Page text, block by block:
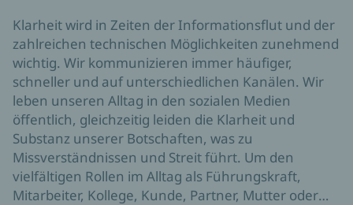
Klarheit wird in Zeiten der Informationsflut und der
zahlreichen technischen Möglichkeiten zunehmend
wichtig. Wir kommunizieren immer häufiger,
schneller und auf unterschiedlichen Kanälen. Wir
leben unseren Alltag in den sozialen Medien
öffentlich, gleichzeitig leiden die Klarheit und
Substanz unserer Botschaften, was zu
Missverständnissen und Streit führt. Um den
vielfältigen Rollen im Alltag als Führungskraft,
Mitarbeiter, Kollege, Kunde, Partner, Mutter oder